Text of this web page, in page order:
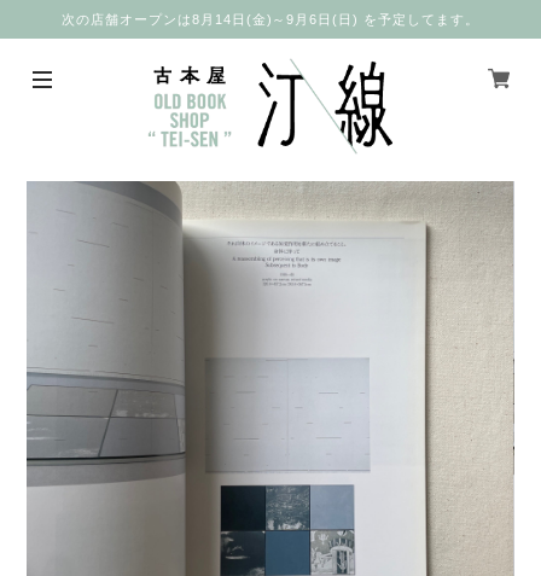
次の店舗オープンは8月14日(金)～9月6日(日) を予定してます。